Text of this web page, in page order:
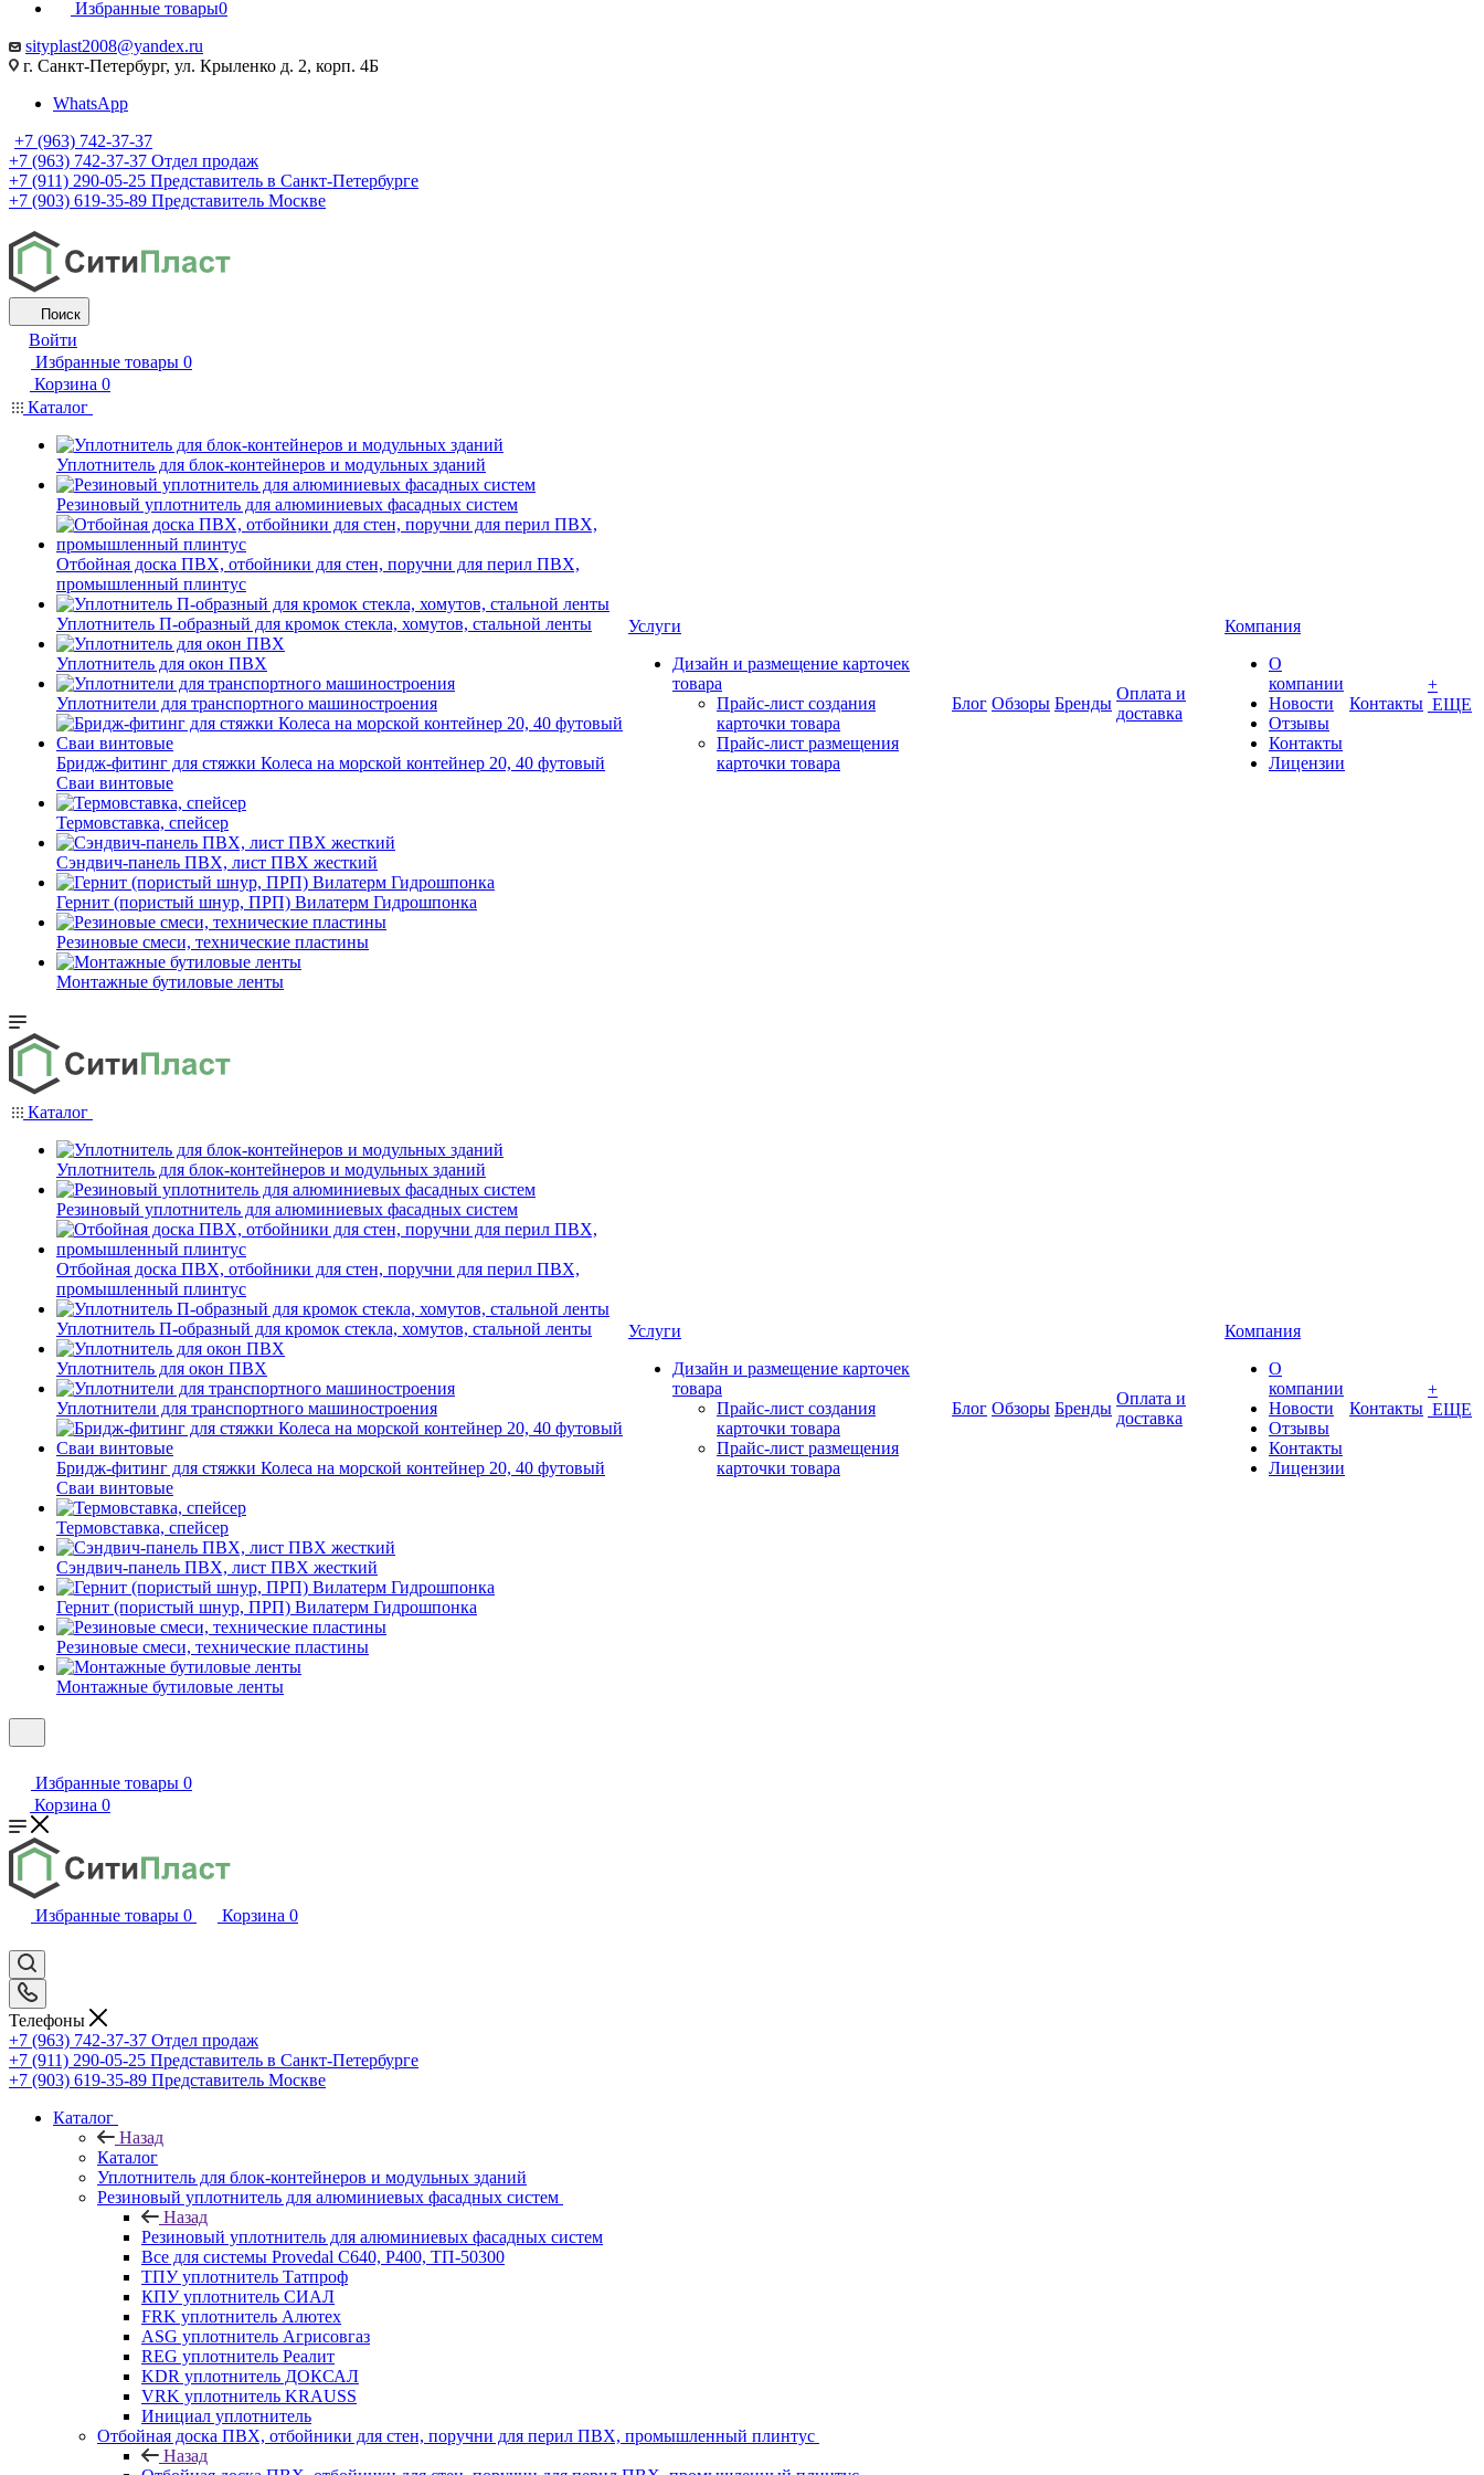
Избранные товары0
sityplast2008@yandex.ru
г. Санкт-Петербург, ул. Крыленко д. 2, корп. 4Б
WhatsApp
+7 (963) 742-37-37
+7 (963) 742-37-37 Отдел продаж
+7 (911) 290-05-25 Представитель в Санкт-Петербурге
+7 (903) 619-35-89 Представитель Москве
Поиск
Войти
Избранные товары 0
Корзина 0
Каталог
Уплотнитель для блок-контейнеров и модульных зданий
Резиновый уплотнитель для алюминиевых фасадных систем
Отбойная доска ПВХ, отбойники для стен, поручни для перил ПВХ,
промышленный плинтус
Уплотнитель П-образный для кромок стекла, хомутов, стальной ленты
Уплотнитель для окон ПВХ
Уплотнители для транспортного машиностроения
Бридж-фитинг для стяжки Колеса на морской контейнер 20, 40 футовый
Сваи винтовые
Термовставка, спейсер
Сэндвич-панель ПВХ, лист ПВХ жесткий
Гернит (пористый шнур, ПРП) Вилатерм Гидрошпонка
Резиновые смеси, технические пластины
Монтажные бутиловые ленты
Услуги
Дизайн и размещение карточек
товара
Прайс-лист создания
карточки товара
Прайс-лист размещения
карточки товара
Блог Обзоры Бренды
Оплата и
доставка
Компания
О
компании
Новости
Отзывы
Контакты
Лицензии
Контакты
+
ЕЩЕ
Каталог
Уплотнитель для блок-контейнеров и модульных зданий
Резиновый уплотнитель для алюминиевых фасадных систем
Отбойная доска ПВХ, отбойники для стен, поручни для перил ПВХ,
промышленный плинтус
Уплотнитель П-образный для кромок стекла, хомутов, стальной ленты
Уплотнитель для окон ПВХ
Уплотнители для транспортного машиностроения
Бридж-фитинг для стяжки Колеса на морской контейнер 20, 40 футовый
Сваи винтовые
Термовставка, спейсер
Сэндвич-панель ПВХ, лист ПВХ жесткий
Гернит (пористый шнур, ПРП) Вилатерм Гидрошпонка
Резиновые смеси, технические пластины
Монтажные бутиловые ленты
Услуги
Дизайн и размещение карточек
товара
Прайс-лист создания
карточки товара
Прайс-лист размещения
карточки товара
Блог Обзоры Бренды
Оплата и
доставка
Компания
О
компании
Новости
Отзывы
Контакты
Лицензии
Контакты
+
ЕЩЕ
Избранные товары 0
Корзина 0
Избранные товары 0 Корзина 0
Телефоны
+7 (963) 742-37-37 Отдел продаж
+7 (911) 290-05-25 Представитель в Санкт-Петербурге
+7 (903) 619-35-89 Представитель Москве
Каталог
Назад
Каталог
Уплотнитель для блок-контейнеров и модульных зданий
Резиновый уплотнитель для алюминиевых фасадных систем
Назад
Резиновый уплотнитель для алюминиевых фасадных систем
Все для системы Provedal С640, Р400, ТП-50300
ТПУ уплотнитель Татпроф
КПУ уплотнитель СИАЛ
FRK уплотнитель Алютех
ASG уплотнитель Агрисовгаз
REG уплотнитель Реалит
KDR уплотнитель ДОКСАЛ
VRK уплотнитель KRAUSS
Инициал уплотнитель
Отбойная доска ПВХ, отбойники для стен, поручни для перил ПВХ, промышленный плинтус
Назад